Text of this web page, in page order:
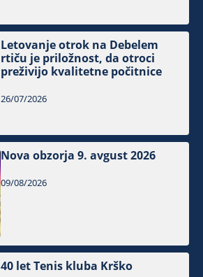
Letovanje otrok na Debelem
rtiču je priložnost, da otroci
preživijo kvalitetne počitnice
26/07/2026
Nova obzorja 9. avgust 2026
09/08/2026
40 let Tenis kluba Krško